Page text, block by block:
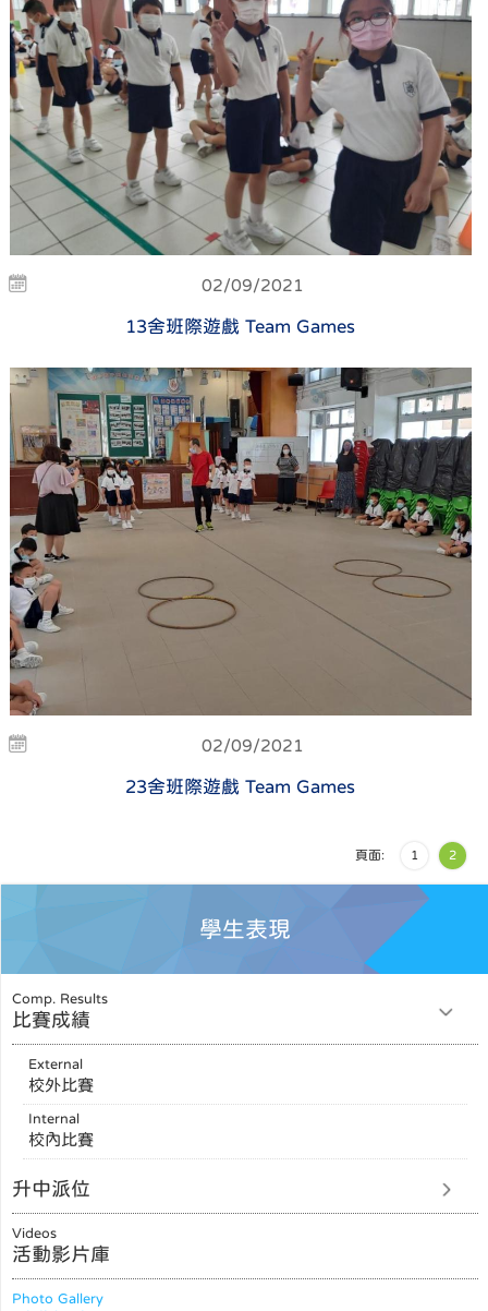
02/09/2021
13舍班際遊戲 Team Games
02/09/2021
23舍班際遊戲 Team Games
頁面: 1 2
學生表現
Comp. Results
比賽成績
External
校外比賽
Internal
校內比賽
升中派位
Videos
活動影片庫
Photo Gallery